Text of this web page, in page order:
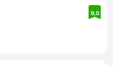
9,0